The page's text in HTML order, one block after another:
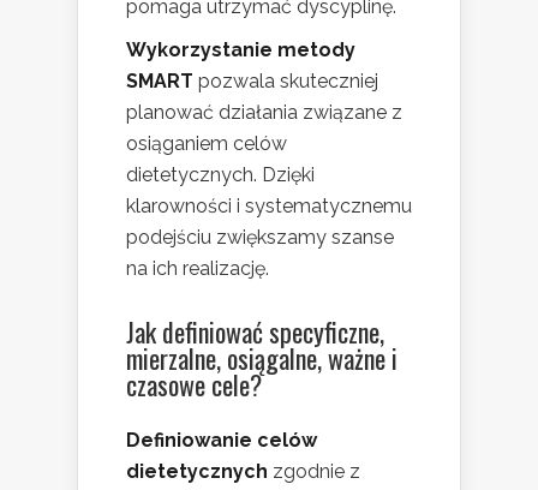
pomaga utrzymać dyscyplinę.
Wykorzystanie metody
SMART pozwala skuteczniej
planować działania związane z
osiąganiem celów
dietetycznych. Dzięki
klarowności i systematycznemu
podejściu zwiększamy szanse
na ich realizację.
Jak definiować specyficzne,
mierzalne, osiągalne, ważne i
czasowe cele?
Definiowanie celów
dietetycznych zgodnie z